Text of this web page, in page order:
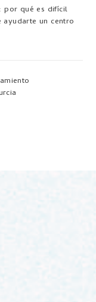
por qué es difícil
un centro